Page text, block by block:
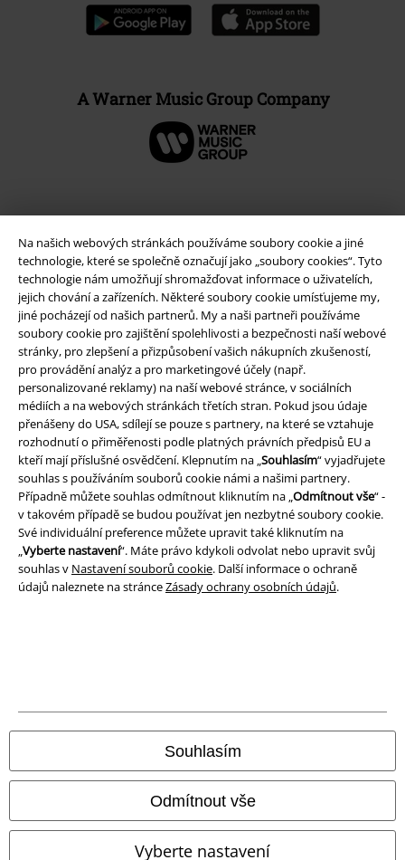
Na našich webových stránkách používáme soubory cookie a jiné
technologie, které se společně označují jako „soubory cookies“. Tyto
technologie nám umožňují shromažďovat informace o uživatelích,
jejich chování a zařízeních. Některé soubory cookie umísťujeme my,
jiné pocházejí od našich partnerů. My a naši partneři používáme
soubory cookie pro zajištění spolehlivosti a bezpečnosti naší webové
stránky, pro zlepšení a přizpůsobení vašich nákupních zkušeností,
pro provádění analýz a pro marketingové účely (např.
personalizované reklamy) na naší webové stránce, v sociálních
médiích a na webových stránkách třetích stran. Pokud jsou údaje
přenášeny do USA, sdílejí se pouze s partnery, na které se vztahuje
rozhodnutí o přiměřenosti podle platných právních předpisů EU a
kteří mají příslušné osvědčení. Klepnutím na „Souhlasím“ vyjadřujete
souhlas s používáním souborů cookie námi a našimi partnery.
Případně můžete souhlas odmítnout kliknutím na „Odmítnout vše“ -
v takovém případě se budou používat jen nezbytné soubory cookie.
Své individuální preference můžete upravit také kliknutím na
„Vyberte nastavení“. Máte právo kdykoli odvolat nebo upravit svůj
souhlas v Nastavení souborů cookie. Další informace o ochraně
údajů naleznete na stránceZásady ochrany osobních údajů.
Souhlasím
Odmítnout vše
Vyberte nastavení
A Warner Music Group Company
Právní informace
Podmínky
Prohlášení
Ochrana osobních údajů
Likvidace odpadu a ochrana životního prostředí
Prohlášení o shodě
Informace o přístupnosti
Naše online obchody